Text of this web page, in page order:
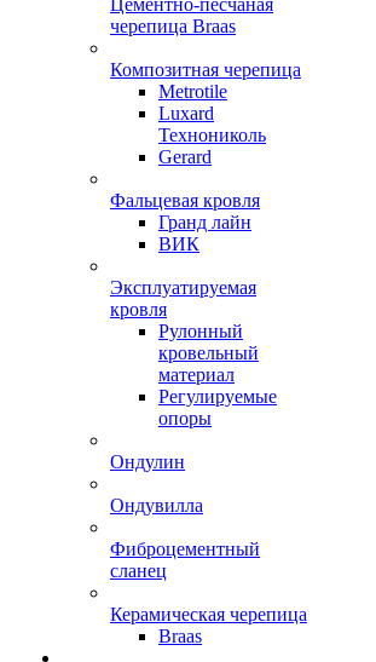
Цементно-песчаная
черепица Braas
Композитная черепица
Metrotile
Luxard
Технониколь
Gerard
Фальцевая кровля
Гранд лайн
ВИК
Эксплуатируемая
кровля
Рулонный
кровельный
материал
Регулируемые
опоры
Ондулин
Ондувилла
Фиброцементный
сланец
Керамическая черепица
Braas